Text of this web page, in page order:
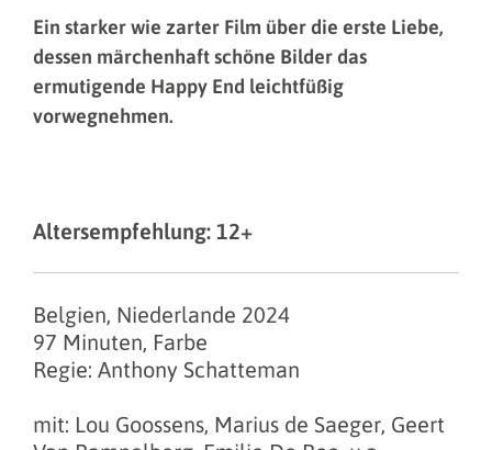
Ein starker wie zarter Film über die erste Liebe,
dessen märchenhaft schöne Bilder das
ermutigende Happy End leichtfüßig
vorwegnehmen.
Altersempfehlung: 12+
Belgien, Niederlande 2024
97 Minuten, Farbe
Regie: Anthony Schatteman
mit: Lou Goossens, Marius de Saeger, Geert